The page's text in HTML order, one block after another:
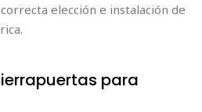
elección e instalación de
para